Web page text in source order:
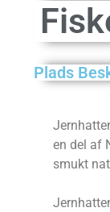
Plads
en del af
smukt